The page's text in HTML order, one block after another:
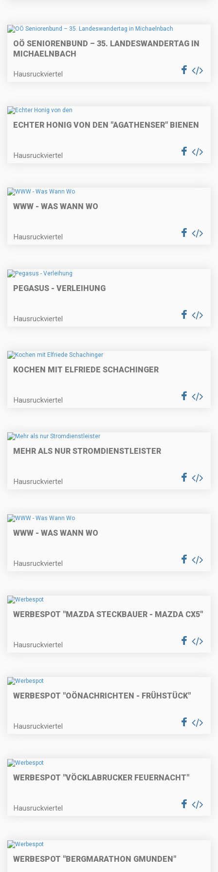
OÖ SENIORENBUND – 35. LANDESWANDERTAG IN
MICHAELNBACH
Hausruckviertel
ECHTER HONIG VON DEN "AGATHENSER" BIENEN
Hausruckviertel
WWW - WAS WANN WO
Hausruckviertel
PEGASUS - VERLEIHUNG
Hausruckviertel
KOCHEN MIT ELFRIEDE SCHACHINGER
Hausruckviertel
MEHR ALS NUR STROMDIENSTLEISTER
Hausruckviertel
WWW - WAS WANN WO
Hausruckviertel
WERBESPOT "MAZDA STECKBAUER - MAZDA CX5"
Hausruckviertel
WERBESPOT "OÖNACHRICHTEN - FRÜHSTÜCK"
Hausruckviertel
WERBESPOT "VÖCKLABRUCKER FEUERNACHT"
Hausruckviertel
WERBESPOT "BERGMARATHON GMUNDEN"